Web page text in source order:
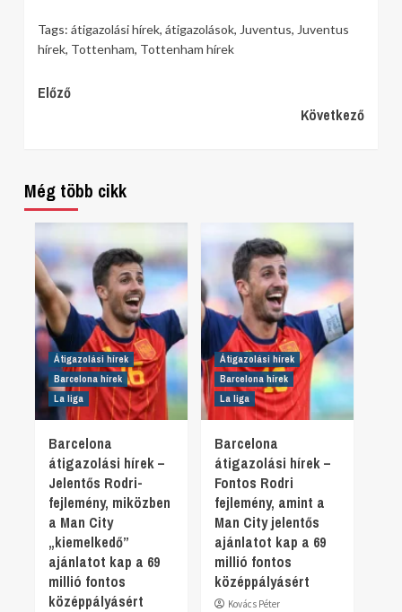
Tags: átigazolási hírek, átigazolások, Juventus, Juventus
hírek, Tottenham, Tottenham hírek
Continue
Előző
Következő
Még több cikk
Átigazolási hírek
Barcelona hírek
La liga
Barcelona
átigazolási hírek –
Jelentős Rodri-
fejlemény, miközben
a Man City
„kiemelkedő”
ajánlatot kap a 69
millió fontos
középpályásért
Átigazolási hírek
Barcelona hírek
La liga
Barcelona
átigazolási hírek –
Fontos Rodri
fejlemény, amint a
Man City jelentős
ajánlatot kap a 69
millió fontos
középpályásért
Kovács Péter